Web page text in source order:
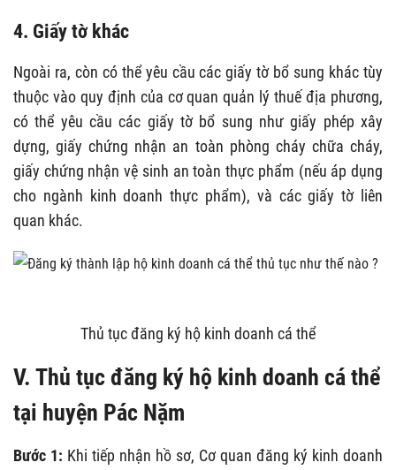
4. Giấy tờ khác
Ngoài ra, còn có thể yêu cầu các giấy tờ bổ sung khác tùy
thuộc vào quy định của cơ quan quản lý thuế địa phương,
có thể yêu cầu các giấy tờ bổ sung như giấy phép xây
dựng, giấy chứng nhận an toàn phòng cháy chữa cháy,
giấy chứng nhận vệ sinh an toàn thực phẩm (nếu áp dụng
cho ngành kinh doanh thực phẩm), và các giấy tờ liên
quan khác.
Thủ tục đăng ký hộ kinh doanh cá thể
V. Thủ tục đăng ký hộ kinh doanh cá thể
tại huyện Pác Nặm
Bước 1: Khi tiếp nhận hồ sơ, Cơ quan đăng ký kinh doanh